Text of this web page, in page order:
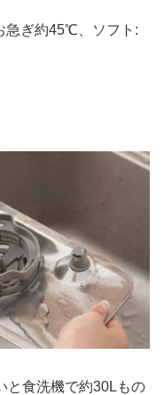
ぎ約45℃、ソフト:
と食洗機で約30Lもの